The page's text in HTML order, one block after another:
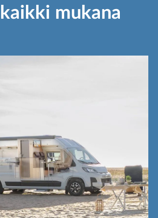
mukana